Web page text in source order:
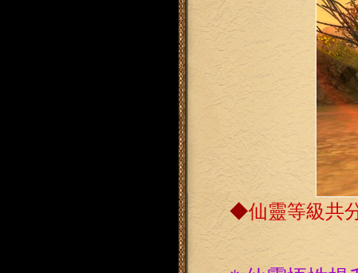
◆仙靈等級共